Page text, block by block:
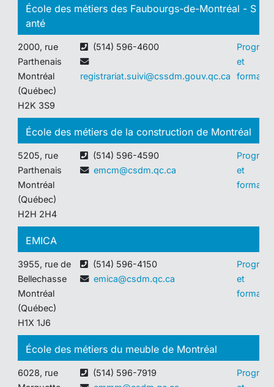
École des métiers des Faubourgs-de-Montréal - S
anté
2000, rue
Parthenais
Montréal
(Québec)
H2K 3S9
(514) 596-4600
registrariat.suivi@cssdm.gouv.qc.ca
et
École des métiers de la construction de Montréal
5205, rue
Parthenais
Montréal
(Québec)
H2H 2H4
(514) 596-4590
emcm@csdm.qc.ca
et
EMICA
3955, rue de
Bellechasse
Montréal
(Québec)
H1X 1J6
(514) 596-4150
emica@csdm.qc.ca
et
École des métiers du meuble de Montréal
6028, rue
(514) 596-7919